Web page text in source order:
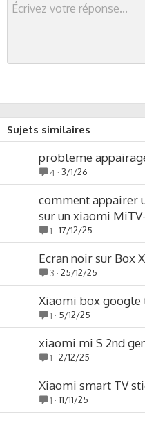
Sujets similaires
probleme
4 3/1/26
comment appairer
sur un xiaomi
1 17/12/25
Ecran noir sur Box
3 25/12/25
Xiaomi box google
1 5/12/25
xiaomi mi S 2nd
1 2/12/25
Xiaomi smart TV
1 11/11/25